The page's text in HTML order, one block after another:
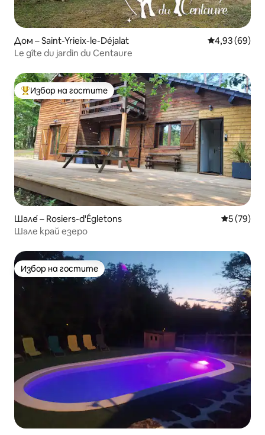
Дом – Saint-Yrieix-le-Déjalat Средна
4,93 (69)
Le gîte du jardin du Centaure
Най-популярен избор на гостите
Избор на гостите
Шале́ – Rosiers-d'Égletons Средна
5 (79)
Шале край езеро
Избор на гостите
Избор на гостите